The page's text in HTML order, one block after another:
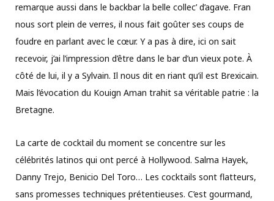
remarque aussi dans le backbar la belle collec’ d’agave. Fran
nous sort plein de verres, il nous fait goûter ses coups de
foudre en parlant avec le cœur. Y a pas à dire, ici on sait
recevoir, j’ai l’impression d’être dans le bar d’un vieux pote. À
côté de lui, il y a Sylvain. Il nous dit en riant qu’il est Brexicain.
Mais l’évocation du Kouign Aman trahit sa véritable patrie : la
Bretagne.
La carte de cocktail du moment se concentre sur les
célébrités latinos qui ont percé à Hollywood. Salma Hayek,
Danny Trejo, Benicio Del Toro… Les cocktails sont flatteurs,
sans promesses techniques prétentieuses. C’est gourmand,